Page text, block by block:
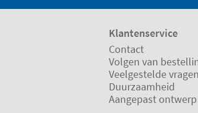
Klantenservice
Contact
Volgen van
Veelgestelde vragen
Duurzaamheid
Aangepast ontwerp